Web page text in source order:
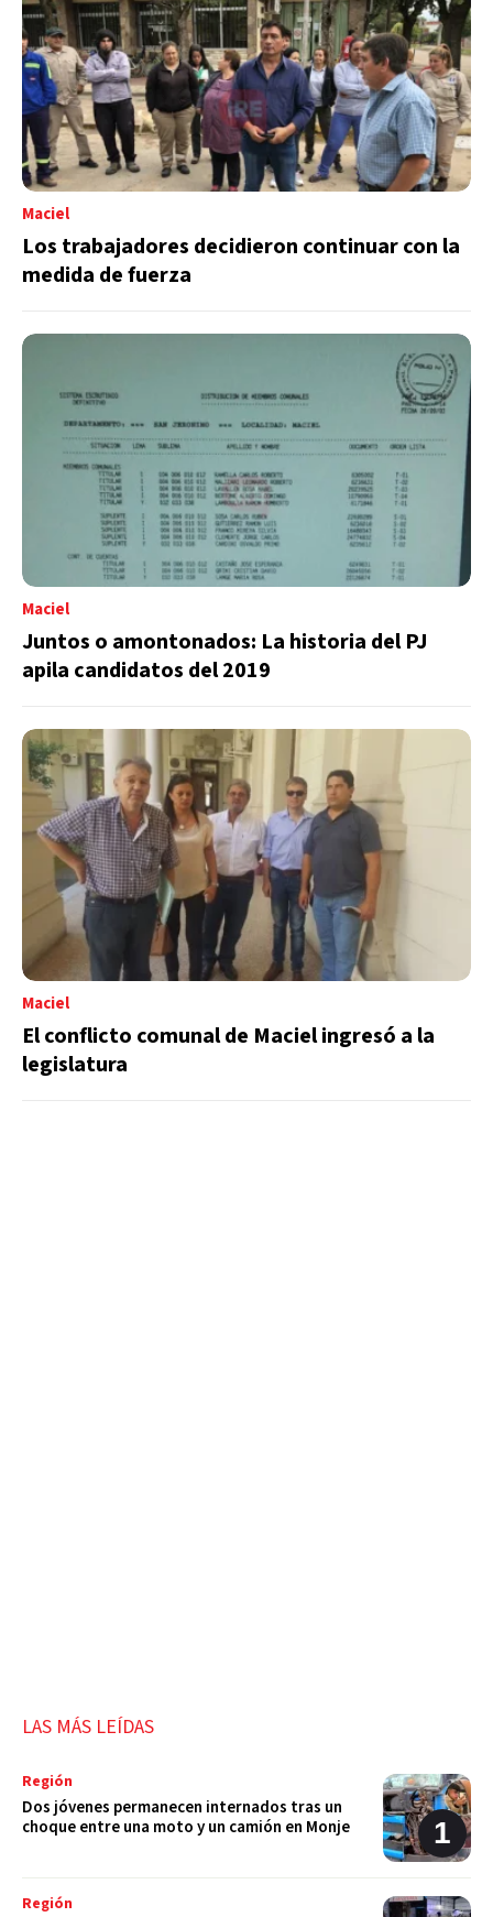
Maciel
Los trabajadores decidieron continuar con la
medida de fuerza
Maciel
Juntos o amontonados: La historia del PJ
apila candidatos del 2019
Maciel
El conflicto comunal de Maciel ingresó a la
legislatura
LAS MÁS LEÍDAS
Región
Dos jóvenes permanecen internados tras un
choque entre una moto y un camión en Monje
Región